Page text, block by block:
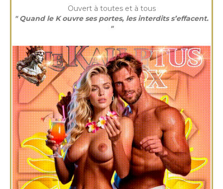
Ouvert à toutes et à tous
" Quand le K ouvre ses portes, les interdits s’effacent.
"